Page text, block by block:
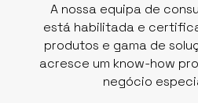
​A nossa equipa de
está habilitada e
produtos e gama de
acresce um know-how
negócio